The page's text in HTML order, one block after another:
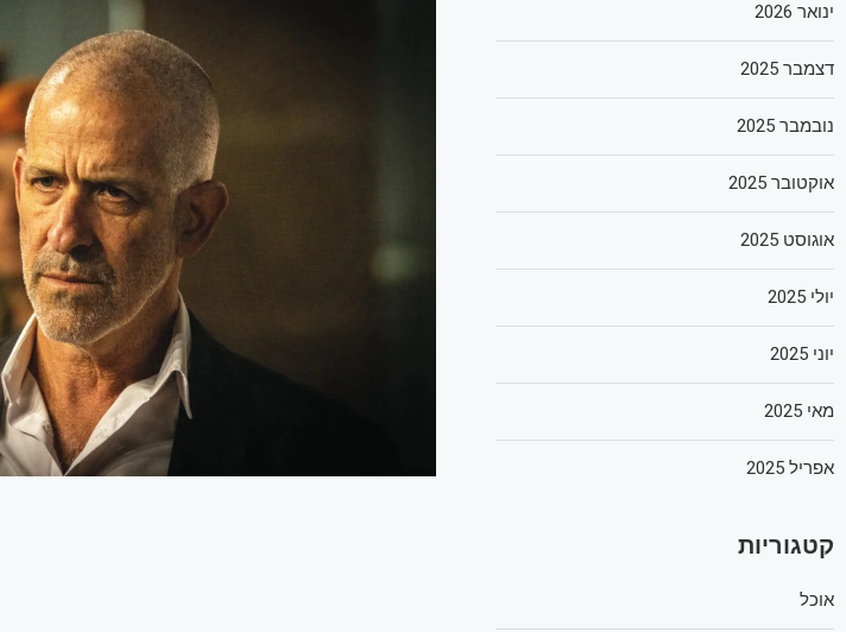
ינואר 2026
דצמבר 2025
נובמבר 2025
אוקטובר 2025
אוגוסט 2025
יולי 2025
יוני 2025
מאי 2025
אפריל 2025
קטגוריות
אוכל